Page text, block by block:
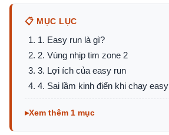
📋 MỤC LỤC
1. Easy run là gì?
2. Vùng nhịp tim zone 2
3. Lợi ích của easy run
4. Sai lầm kinh điển khi chạy easy
Xem thêm 1 mục